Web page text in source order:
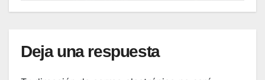
Deja una respuesta